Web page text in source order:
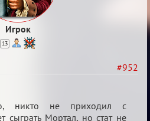
Игрок
13
#952
никто не приходил с
сыграть Мортал, но стат не